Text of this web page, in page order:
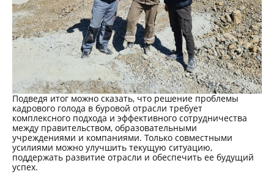
Подведя итог можно сказать, что решение проблемы
кадрового голода в буровой отрасли требует
комплексного подхода и эффективного сотрудничества
между правительством, образовательными
учреждениями и компаниями. Только совместными
усилиями можно улучшить текущую ситуацию,
поддержать развитие отрасли и обеспечить ее будущий
успех.